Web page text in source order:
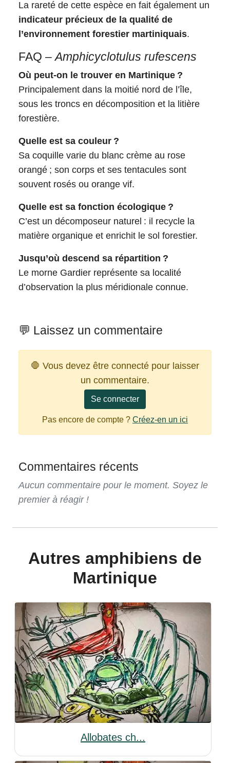
La rareté de cette espèce en fait également un
indicateur précieux de la qualité de
l’environnement forestier martiniquais.
FAQ –Amphicyclotulus rufescens
Où peut-on le trouver en Martinique ?
Principalement dans la moitié nord de l’île,
sous les troncs en décomposition et la litière
forestière.
Quelle est sa couleur ?
Sa coquille varie du blanc crème au rose
orangé ; son corps et ses tentacules sont
souvent rosés ou orange vif.
Quelle est sa fonction écologique ?
C’est un décomposeur naturel : il recycle la
matière organique et enrichit le sol forestier.
Jusqu’où descend sa répartition ?
Le morne Gardier représente sa localité
d’observation la plus méridionale connue.
💬 Laissez un commentaire
🛑 Vous devez être connecté pour laisser
un commentaire.
Se connecter
Pas encore de compte ? Créez-en un ici
Commentaires récents
Aucun commentaire pour le moment. Soyez le
premier à réagir !
Autres amphibiens de
Martinique
Allobates ch...